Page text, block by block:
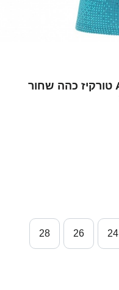
ילדים סינגפור Amir Syafiz #11 טורקיז כהה שחור
24
26
28